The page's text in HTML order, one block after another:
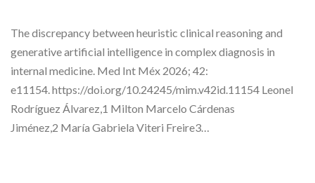
The discrepancy between heuristic clinical reasoning and
generative artificial intelligence in complex diagnosis in
internal medicine. Med Int Méx 2026; 42:
e11154. https://doi.org/10.24245/mim.v42id.11154 Leonel
Rodríguez Álvarez,1 Milton Marcelo Cárdenas
Jiménez,2 María Gabriela Viteri Freire3…